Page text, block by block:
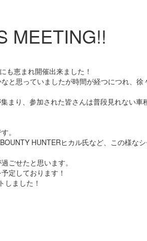
MEETING!!
も恵まれ開催出来ました！
と思っていましたが時間が経つにつれ、
まり、参加された皆さんは普段見れない車
。
HUNTERヒカル氏など、この様な
ごせたと思います。
定しております！
しました！